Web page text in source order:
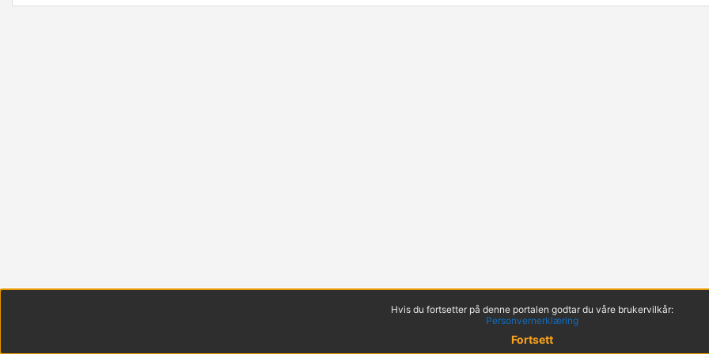
Hvis du fortsetter på denne portalen godtar du våre brukervilkår:
Personvernerklæring
Fortsett